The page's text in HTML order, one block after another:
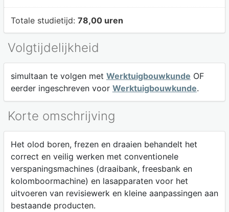
Totale studietijd: 78,00 uren
Volgtijdelijkheid
simultaan te volgen met Werktuigbouwkunde OF
eerder ingeschreven voor Werktuigbouwkunde.
Korte omschrijving
Het olod boren, frezen en draaien behandelt het
correct en veilig werken met conventionele
verspaningsmachines (draaibank, freesbank en
kolomboormachine) en lasapparaten voor het
uitvoeren van revisiewerk en kleine aanpassingen aan
bestaande producten.